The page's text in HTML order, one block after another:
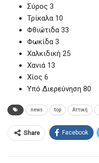
Σύρος 3
Τρίκαλα 10
Φθιώτιδα 33
Φωκίδα 3
Χαλκιδική 25
Χανιά 13
Χίος 6
Υπό Διερεύνηση 80
news top Αττική
Share Facebook